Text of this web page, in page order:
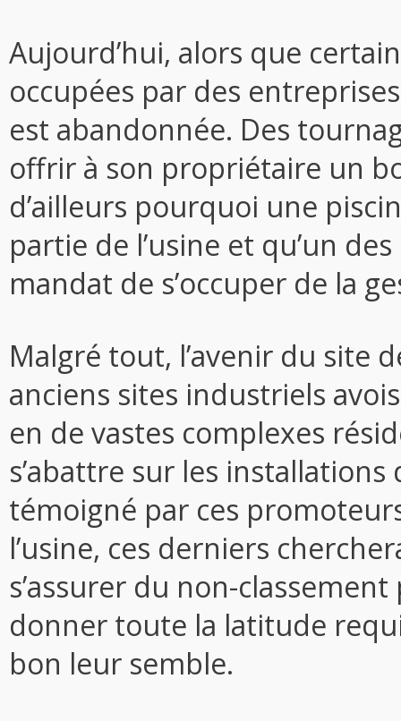
Aujourd’hui, alors que
occupées par des
est abandonnée. Des
offrir à son propriétaire un
d’ailleurs pourquoi une
partie de l’usine et qu’un
mandat de s’occuper de la
Malgré tout, l’avenir du site
anciens sites industriels
en de vastes complexes
s’abattre sur les installations
témoigné par ces
l’usine, ces derniers
s’assurer du non-
donner toute la latitude
bon leur semble.